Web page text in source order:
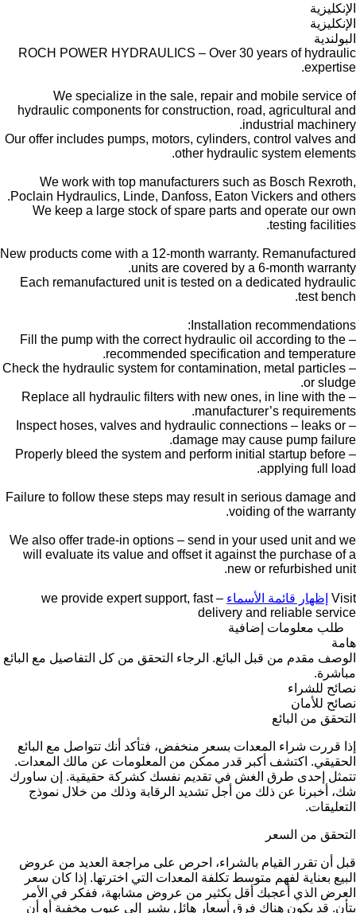
الإنكليزية
الإنكليزية
البولندية
ROCH POWER HYDRAULICS – Over 30 years of hydraulic
expertise.
We specialize in the sale, repair and mobile service of
hydraulic components for construction, road, agricultural and
industrial machinery.
Our offer includes pumps, motors, cylinders, control valves and
other hydraulic system elements.
We work with top manufacturers such as Bosch Rexroth,
Poclain Hydraulics, Linde, Danfoss, Eaton Vickers and others.
We keep a large stock of spare parts and operate our own
testing facilities.
New products come with a 12-month warranty. Remanufactured
units are covered by a 6-month warranty.
Each remanufactured unit is tested on a dedicated hydraulic
test bench.
Installation recommendations:
– Fill the pump with the correct hydraulic oil according to the
recommended specification and temperature.
– Check the hydraulic system for contamination, metal particles
or sludge.
– Replace all hydraulic filters with new ones, in line with the
manufacturer’s requirements.
– Inspect hoses, valves and hydraulic connections – leaks or
damage may cause pump failure.
– Properly bleed the system and perform initial startup before
applying full load.
Failure to follow these steps may result in serious damage and
voiding of the warranty.
We also offer trade-in options – send in your used unit and we
will evaluate its value and offset it against the purchase of a
new or refurbished unit.
Visit إظهار قائمة الأسماء
– we provide expert support, fast
delivery and reliable service
طلب معلومات إضافية
هامة
الوصف مقدم من قبل البائع. الرجاء التحقق من كل التفاصيل مع البائع
مباشرة.
نصائح للشراء
نصائح للأمان
التحقق من البائع
إذا قررت شراء المعدات بسعر منخفض، فتأكد أنك تتواصل مع البائع
الحقيقي. اكتشف أكبر قدر ممكن من المعلومات عن مالك المعدات.
تتمثل إحدى طرق الغش في تقديم نفسك كشركة حقيقية. إن ساورك
شك، أخبرنا عن ذلك من أجل تشديد الرقابة وذلك من خلال نموذج
التعليقات.
التحقق من السعر
قبل أن تقرر القيام بالشراء، احرص على مراجعة العديد من عروض
البيع بعناية لفهم متوسط تكلفة المعدات التي اخترتها. إذا كان سعر
العرض الذي أعجبك أقل بكثير من عروض مشابهة، ففكر في الأمر
بتأنٍ. قد يكون هناك فرق أسعار هائل يشير إلى عيوب مخفية أو أن